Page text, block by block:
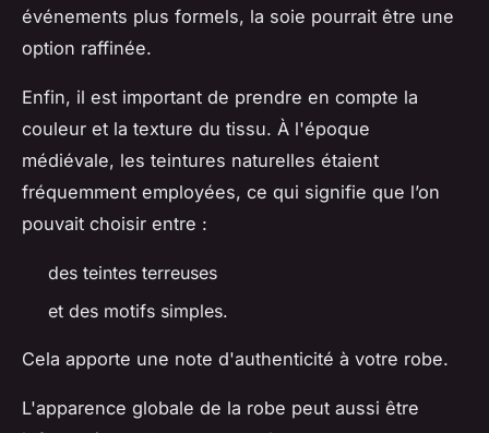
événements plus formels, la soie pourrait être une
option raffinée.
Enfin, il est important de prendre en compte la
couleur et la texture du tissu. À l'époque
médiévale, les teintures naturelles étaient
fréquemment employées, ce qui signifie que l’on
pouvait choisir entre :
des teintes terreuses
et des motifs simples.
Cela apporte une note d'authenticité à votre robe.
L'apparence globale de la robe peut aussi être